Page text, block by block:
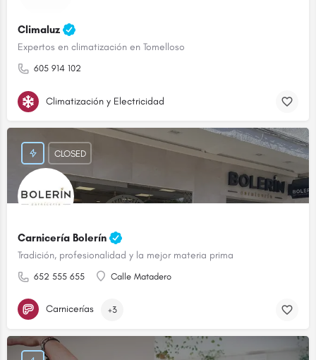
Climaluz
Expertos en climatización en Tomelloso
605 914 102
Climatización y Electricidad
Carnicería Bolerín
Tradición, profesionalidad y la mejor materia prima
652 555 655 Calle Matadero
CLOSED
Carnicerías +3